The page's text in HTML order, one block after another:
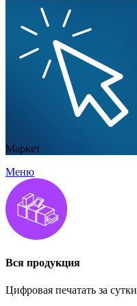
Маркет
Меню
Вся продукция
Цифровая печатать за сутки